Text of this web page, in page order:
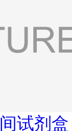
试剂盒